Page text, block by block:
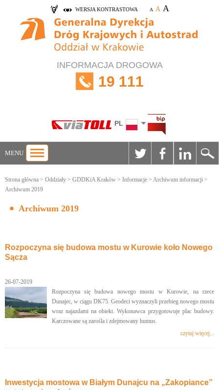
WERSJA KONTRASTOWA A A A
INFORMACJA DROGOWA
19 111
PL
MENU
Strona główna > Oddziały > GDDKiA Kraków > Informacje > Archiwum informacji >
Archiwum 2019
Archiwum 2019
Rozpoczyna się budowa mostu w Kurowie koło Nowego
Sącza
26-07-2019
Rozpoczyna się budowa nowego mostu w Kurowie, na rzece
Dunajec, w ciągu DK75. Geodeci wyznaczyli przebieg nowego mostu
wraz najazdami na obiekt. Wykonawca przygotowuje plac budowy.
Karczowane są zarośla i zdejmowany humus.
czytaj więcej...
Inwestycja mostowa w Białym Dunajcu na „Zakopiance”